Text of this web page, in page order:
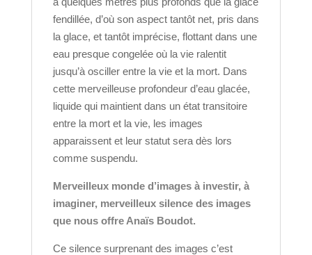
fendillée, d’où son aspect tantôt net, pris dans
la glace, et tantôt imprécise, flottant dans une
eau presque congelée où la vie ralentit
jusqu’à osciller entre la vie et la mort. Dans
cette merveilleuse profondeur d’eau glacée,
liquide qui maintient dans un état transitoire
entre la mort et la vie, les images
apparaissent et leur statut sera dès lors
comme suspendu.
Merveilleux monde d’images à investir, à
imaginer, merveilleux silence des images
que nous offre Anaïs Boudot.
Ce silence surprenant des images c’est